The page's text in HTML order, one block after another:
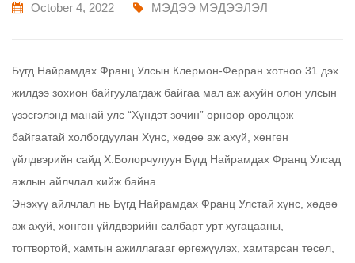
October 4, 2022 МЭДЭЭ МЭДЭЭЛЭЛ
Бүгд Найрамдах Франц Улсын Клермон-Ферран хотноо 31 дэх
жилдээ зохион байгуулагдаж байгаа мал аж ахуйн олон улсын
үзэсгэлэнд манай улс “Хүндэт зочин” орноор оролцож
байгаатай холбогдуулан Хүнс, хөдөө аж ахуй, хөнгөн
үйлдвэрийн сайд Х.Болорчулуун Бүгд Найрамдах Франц Улсад
ажлын айлчлал хийж байна.
Энэхүү айлчлал нь Бүгд Найрамдах Франц Улстай хүнс, хөдөө
аж ахуй, хөнгөн үйлдвэрийн салбарт урт хугацааны,
тогтвортой, хамтын ажиллагааг өргөжүүлэх, хамтарсан төсөл,